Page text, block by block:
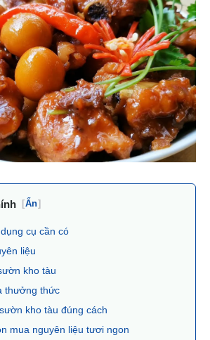
[Ẩn]
cụ cần có
liệu
kho tàu
thưởng thức
kho tàu đúng cách
mua nguyên liệu tươi ngon